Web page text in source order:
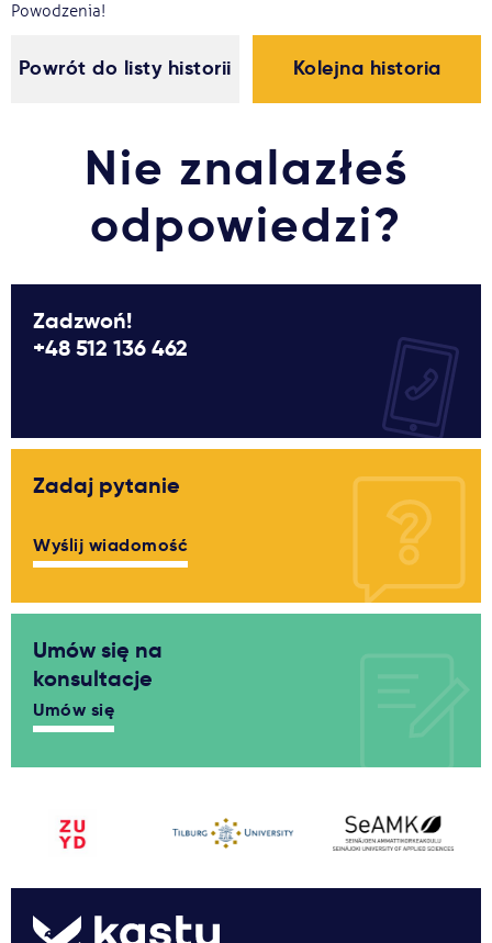
Powodzenia!
Powrót do listy historii Kolejna historia
Nie znalazłeś
odpowiedzi?
Zadzwoń!
+48 512 136 462
Zadaj pytanie
Wyślij wiadomość
Umów się na
konsultacje
Umów się